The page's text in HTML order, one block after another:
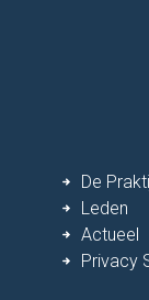
De
Leden
Actueel
Privacy